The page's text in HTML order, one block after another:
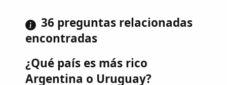
36 preguntas relacionadas
encontradas
¿Qué país es más rico
Argentina o Uruguay?